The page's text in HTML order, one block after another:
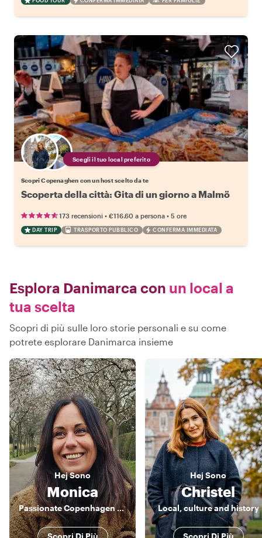
Scegli il tuo local preferito
Scopri Copenaghen con un host scelto da te
Scoperta della città: Gita di un giorno a Malmö
173 recensioni • €116.60 a persona • 5 ore
DAY TRIP TRASPORTO PUBBLICO CONFERMA IMMEDIATA
Esplora Danimarca con un local a
tua scelta
Scopri di più sulle loro storie personali e su come
potrete esplorare Danimarca insieme
HejSono
Monica
Passionate Copenhagen Guide – Discover Food, Art & Nature with a Local
Scopri Di Più
HejSono
Christel
Local, culture and history
Scopri Di Più